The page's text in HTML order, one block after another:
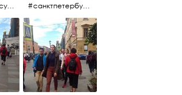
#вернисаж #сувениры #картины #санктпетербург #летнеекафе